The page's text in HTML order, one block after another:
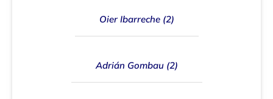
Oier Ibarreche (2)
Adrián Gombau (2)